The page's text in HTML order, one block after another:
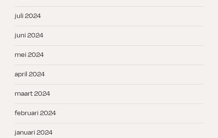
juli 2024
juni 2024
mei 2024
april 2024
maart 2024
februari 2024
januari 2024